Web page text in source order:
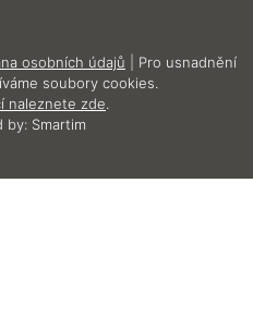
osobních údajů | Pro usnadnění
soubory cookies.
naleznete zde
by: Smartim